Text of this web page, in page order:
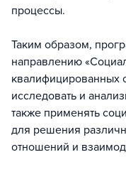
процессы.
Таким образом,
направлению
квалифицированных
исследовать и
также применять
для решения
отношений и